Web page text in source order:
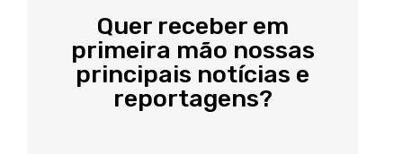
Quer receber em
primeira mão nossas
principais notícias e
reportagens?